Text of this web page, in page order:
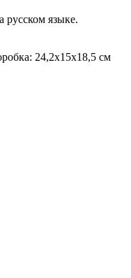
русском языке.
24,2x15x18,5 см